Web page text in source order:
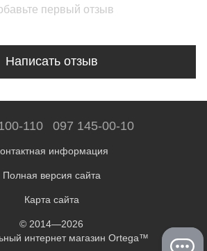
первый отзыв
Написать отзыв
110 097 145-00-10
информация
Полная версия сайта
Карта сайта
© 2014—2026
интернет магазин Ortega™